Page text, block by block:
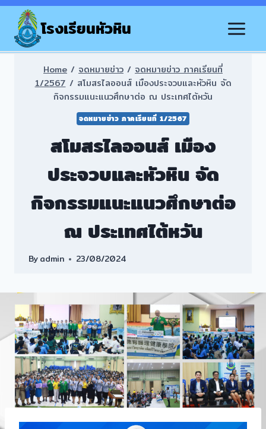
Skip
contentโรงเรียนหัวหิน
Home / จดหมายข่าว / จดหมายข่าว ภาคเรียนที่
1/2567 / สโมสรไลออนส์ เมืองประจวบและหัวหิน จัด
กิจกรรมแนะแนวศึกษาต่อ ณ ประเทศไต้หวัน
จดหมายข่าว ภาคเรียนที่ 1/2567
สโมสรไลออนส์ เมือง
ประจวบและหัวหิน จัด
กิจกรรมแนะแนวศึกษาต่อ
ณ ประเทศไต้หวัน
Byadmin 23/08/2024